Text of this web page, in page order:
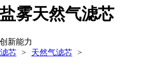
雾天然气滤芯
新能力
滤芯 > 天然气滤芯 >